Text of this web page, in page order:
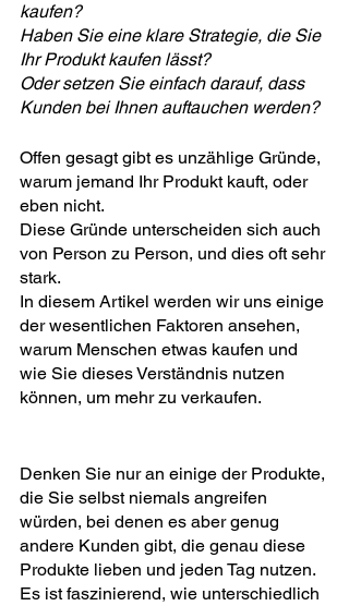
kaufen?
Haben Sie eine klare Strategie, die Sie
Ihr Produkt kaufen lässt?
Oder setzen Sie einfach darauf, dass
Kunden bei Ihnen auftauchen werden?
Offen gesagt gibt es unzählige Gründe,
warum jemand Ihr Produkt kauft, oder
eben nicht.
Diese Gründe unterscheiden sich auch
von Person zu Person, und dies oft sehr
stark.
In diesem Artikel werden wir uns einige
der wesentlichen Faktoren ansehen,
warum Menschen etwas kaufen und
wie Sie dieses Verständnis nutzen
können, um mehr zu verkaufen.
Denken Sie nur an einige der Produkte,
die Sie selbst niemals angreifen
würden, bei denen es aber genug
andere Kunden gibt, die genau diese
Produkte lieben und jeden Tag nutzen.
Es ist faszinierend, wie unterschiedlich